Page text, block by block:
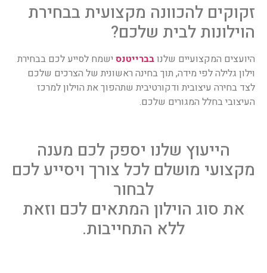
זקוקים להכוונה מקצועית בבחירת
הוילונות לבית שלכם?
היועצים המקצועיים שלנובברייטנס ישמח לסייע לכם בבחירת
וילון גלילה לפי מידה, תוך בחינה ראשונית של הצרכים שלכם
לצד בחירה עיצובית ודקורטיבית שתהפוך את הוילון למרכז
העיצובי בחלל המגורים שלכם.
הייעוץ שלנו יספק לכם מענה
מקצועי מושלם לכל צורך ויסייע לכם
לבחור
את סוג הוילון המתאים לכם וזאת
ללא התחייבות.